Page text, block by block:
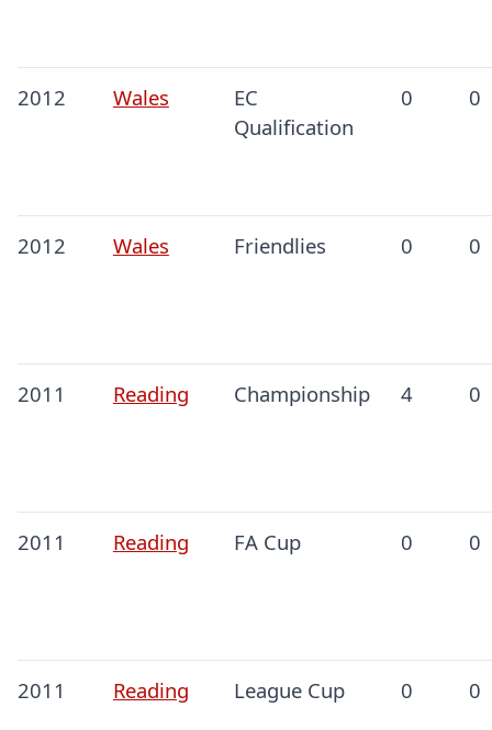
2012 Wales
EC
Qualification
0 0
2012 Wales Friendlies 0 0
2011 Reading Championship 4 0
2011 Reading FA Cup 0 0
2011 Reading League Cup 0 0